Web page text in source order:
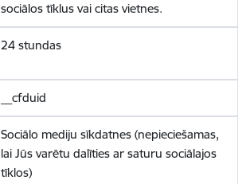
sociālos tīklus vai citas vietnes.
24 stundas
__cfduid
Sociālo mediju sīkdatnes (nepieciešamas,
lai Jūs varētu dalīties ar saturu sociālajos
tīklos)